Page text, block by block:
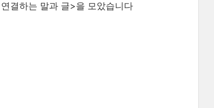
결하는 말과 글>을 모았습니다